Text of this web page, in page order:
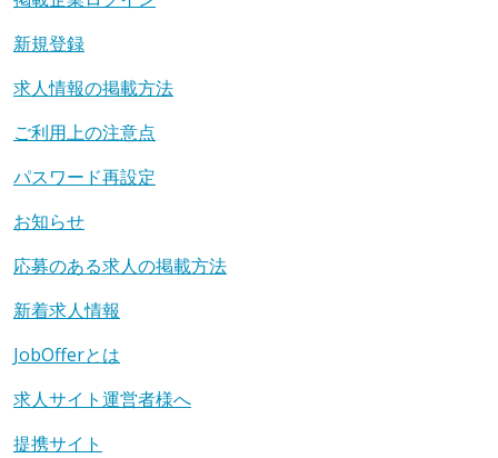
新規登録
求人情報の掲載方法
ご利用上の注意点
パスワード再設定
お知らせ
応募のある求人の掲載方法
新着求人情報
JobOfferとは
求人サイト運営者様へ
提携サイト